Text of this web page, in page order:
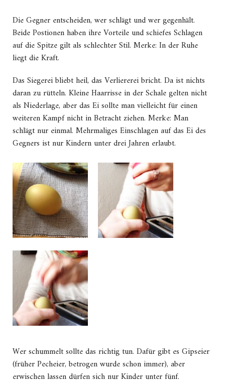
Die Gegner entscheiden, wer schlägt und wer gegenhält.
Beide Postionen haben ihre Vorteile und schiefes Schlagen
auf die Spitze gilt als schlechter Stil. Merke: In der Ruhe
liegt die Kraft.
Das Siegerei bliebt heil, das Verliererei bricht. Da ist nichts
daran zu rütteln. Kleine Haarrisse in der Schale gelten nicht
als Niederlage, aber das Ei sollte man vielleicht für einen
weiteren Kampf nicht in Betracht ziehen. Merke: Man
schlägt nur einmal. Mehrmaliges Einschlagen auf das Ei des
Gegners ist nur Kindern unter drei Jahren erlaubt.
Wer schummelt sollte das richtig tun. Dafür gibt es Gipseier
(früher Pecheier, betrogen wurde schon immer), aber
erwischen lassen dürfen sich nur Kinder unter fünf.